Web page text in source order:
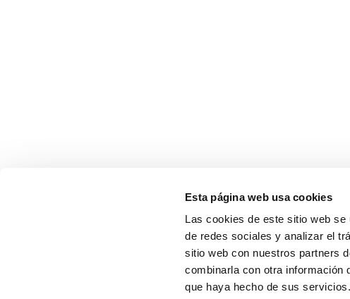
Esta página web usa cookies
Las cookies de este sitio web
de redes sociales y analizar el
sitio web con nuestros partners
combinarla con otra información
que haya hecho de sus